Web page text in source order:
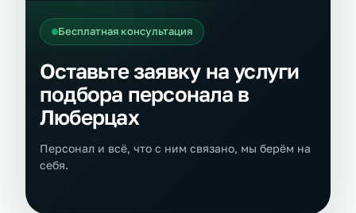
Бесплатная консультация
Оставьте заявку на услуги
подбора персонала в
Люберцах
Персонал и всё, что с ним связано, мы берём на
себя.